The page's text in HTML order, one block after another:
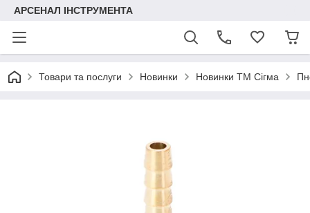
АРСЕНАЛ ІНСТРУМЕНТА
Товари та послуги Новинки Новинки ТМ Сігма